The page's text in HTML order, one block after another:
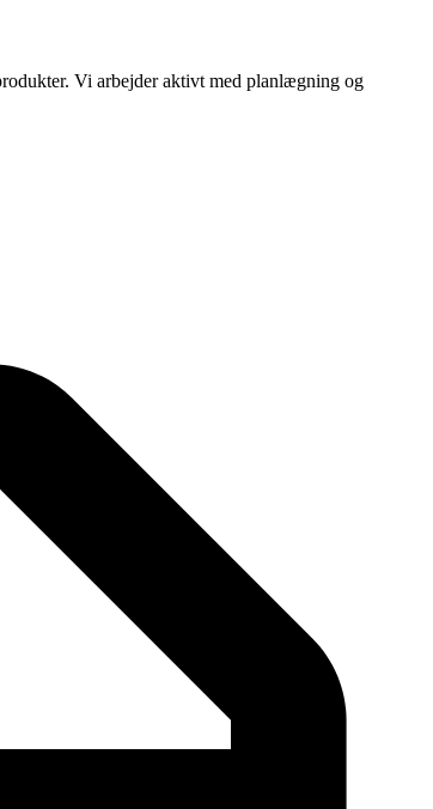
Vi arbejder aktivt med planlægning og